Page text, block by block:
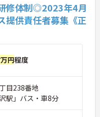
修体制◎2023年4月
提供責任者募集《正
円程度
目238番地
駅」バス・車8分